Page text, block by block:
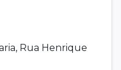
Rua Henrique